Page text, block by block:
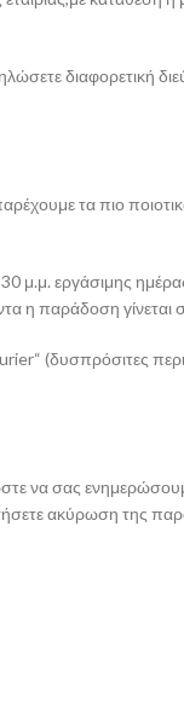
διαφορετική
τα πιο
μ.μ. εργάσιμης
η παράδοση γίνεται
(δυσπρόσιτες
να σας
ακύρωση της